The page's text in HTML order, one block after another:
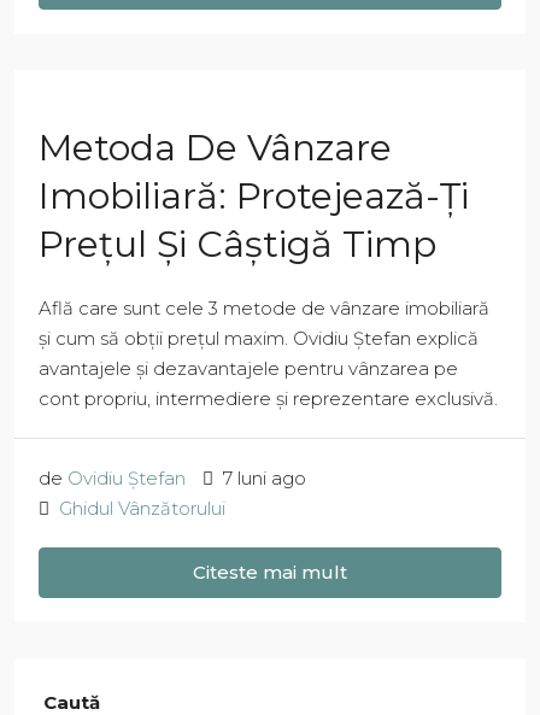
Metoda De Vânzare
Imobiliară: Protejează-Ți
Prețul Și Câștigă Timp
Află care sunt cele 3 metode de vânzare imobiliară
și cum să obții prețul maxim. Ovidiu Ștefan explică
avantajele și dezavantajele pentru vânzarea pe
cont propriu, intermediere și reprezentare exclusivă.
de Ovidiu Ștefan
7 luni ago
Ghidul Vânzătorului
Citeste mai mult
Caută